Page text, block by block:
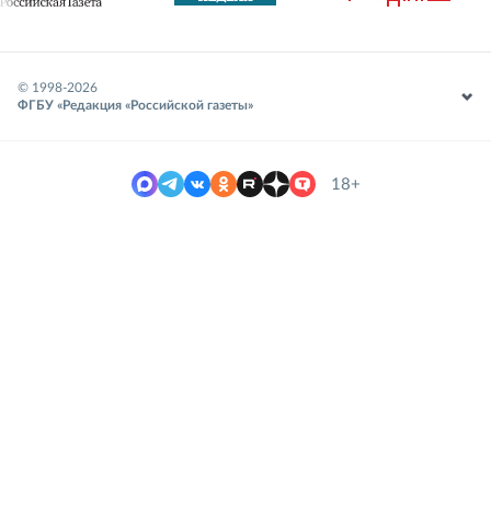
© 1998-2026
ФГБУ «Редакция «Российской газеты»
18+